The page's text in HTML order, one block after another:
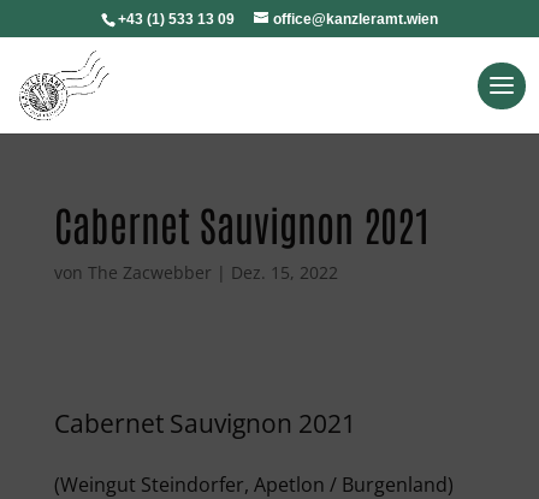
+43 (1) 533 13 09 office@kanzleramt.wien
Cabernet Sauvignon 2021
von The Zacwebber | Dez. 15, 2022
Cabernet Sauvignon 2021
(Weingut Steindorfer, Apetlon / Burgenland)